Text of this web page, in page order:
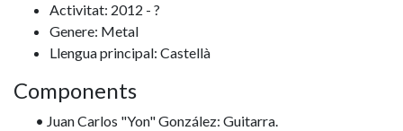
Activitat: 2012 - ?
Genere: Metal
Llengua principal: Castellà
Components
• Juan Carlos "Yon" González: Guitarra.